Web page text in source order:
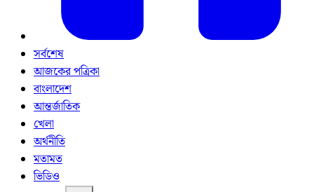
সর্বশেষ
আজকের পত্রিকা
বাংলাদেশ
আন্তর্জাতিক
খেলা
অর্থনীতি
মতামত
ভিডিও